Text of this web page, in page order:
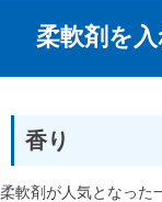
柔軟剤を
香り
柔軟剤が人気となった